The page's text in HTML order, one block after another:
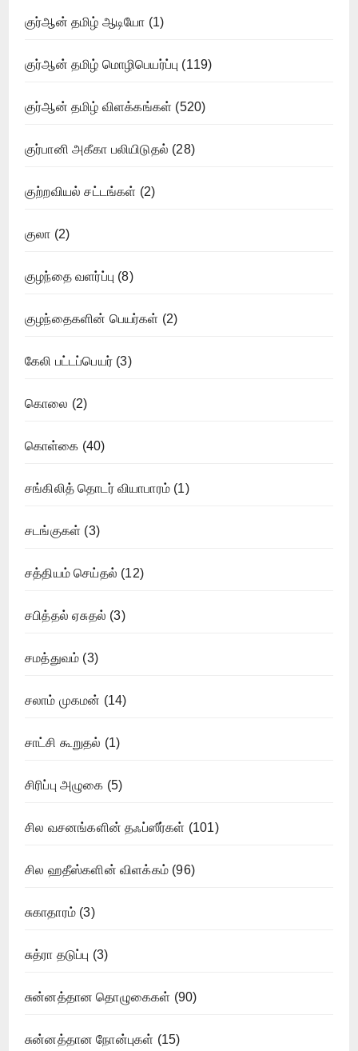
குர்ஆன் தமிழ் ஆடியோ (1)
குர்ஆன் தமிழ் மொழிபெயர்ப்பு (119)
குர்ஆன் தமிழ் விளக்கங்கள் (520)
குர்பானி அகீகா பலியிடுதல் (28)
குற்றவியல் சட்டங்கள் (2)
குலா (2)
குழந்தை வளர்ப்பு (8)
குழந்தைகளின் பெயர்கள் (2)
கேலி பட்டப்பெயர் (3)
கொலை (2)
கொள்கை (40)
சங்கிலித் தொடர் வியாபாரம் (1)
சடங்குகள் (3)
சத்தியம் செய்தல் (12)
சபித்தல் ஏசுதல் (3)
சமத்துவம் (3)
சலாம் முகமன் (14)
சாட்சி கூறுதல் (1)
சிரிப்பு அழுகை (5)
சில வசனங்களின் தஃப்ஸீர்கள் (101)
சில ஹதீஸ்களின் விளக்கம் (96)
சுகாதாரம் (3)
சுத்ரா தடுப்பு (3)
சுன்னத்தான தொழுகைகள் (90)
சுன்னத்தான நோன்புகள் (15)